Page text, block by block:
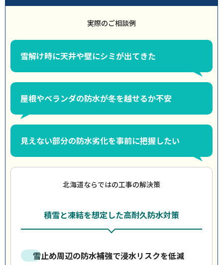
実際のご相談例
雪解け時に天井や壁にシミが出てきた
屋根やベランダの防水が冬を越せるか不安
見えない部分の防水劣化を事前に把握したい
北海道ならではの工事の解決策
積雪と凍結を想定した高耐久防水対策
雪止め周辺の防水補強で浸水リスクを低減